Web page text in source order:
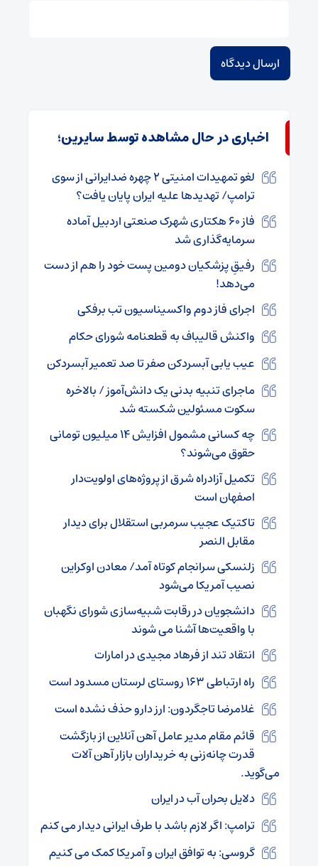
اخباری در حال مشاهده توسط سایرین؛
لغو تمهیدات امنیتی ۲ چهره ضدایرانی از سوی
ترامپ/ تهدیدها علیه ایران پایان یافت؟
فاز ۶۰ هکتاری شهرک صنعتی اردبیل آماده
سرمایه‌گذاری شد
رفیقِ پزشکیان دومین پست خود را هم از دست
می‌دهد!
اجرای فاز دوم واکسیناسیون تب برفکی
واکنش قالیباف به قطعنامه شورای حکام
عیب یابی آبسردکن صفر تا صد تعمیر آبسردکن
ماجرای تنبیه بدنی یک دانش‌آموز / بالاخره
سکوت مسئولین شکسته شد
چه کسانی مشمول افزایش ۱۴ میلیون تومانی
حقوق می‌شوند؟
تکمیل آزادراه شرق از پروژه‌های اولویت‌دار
اصفهان است
تاکتیک عجیب سرمربی استقلال برای دیدار
مقابل النصر
زلنسکی سرانجام کوتاه آمد/ معادن اوکراین
نصیب آمریکا می‌شود
دانشجویان در رقابت شبیه‌سازی شورای نگهبان
با واقعیت‌ها آشنا می شوند
انتقاد تند از فرهاد مجیدی در امارات
راه ارتباطی ۱۶۳ روستای لرستان مسدود است
غلامرضا تاجگردون: ارز دارو حذف نشده است
قائم مقام مدیر عامل آهن آنلاین از بازگشت
قدرت چانه‌زنی به خریداران بازار آهن آلات
می‌گوید.
دلایل بحران آب در ایران
ترامپ: اگر لازم باشد با طرف ایرانی دیدار می کنم
گروسی: به توافق ایران و آمریکا کمک می کنیم